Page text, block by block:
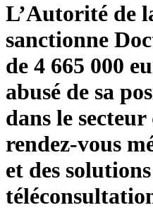
L’Autorité de
sanctionne
de 4 665 000
abusé de sa
dans le
rendez-vous
et des